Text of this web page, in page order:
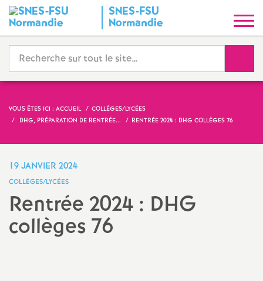
SNES-FSU
Normandie
y
n
d
i
a
VOUS ÊTES ICI : ACCUEIL
COLLÈGES/LYCÉES
DHG, PRÉPARATION DE RENTRÉE...
RENTRÉE 2024 : DHG COLLÈGES 76
19 JANVIER 2024
COLLÈGES/LYCÉES
Rentrée 2024 : DHG
collèges 76